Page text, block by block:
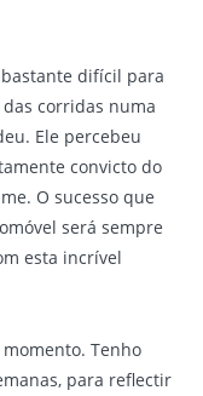
difícil para
das corridas numa
Ele percebeu
convicto do
O sucesso que
será sempre
esta incrível
Tenho
para reflectir